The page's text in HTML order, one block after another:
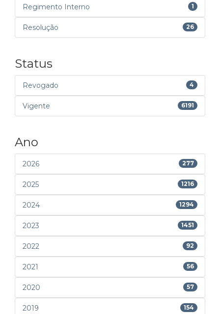
Regimento Interno 1
Resolução 26
Status
Revogado 4
Vigente 6191
Ano
2026 277
2025 1216
2024 1294
2023 1451
2022 92
2021 56
2020 57
2019 154